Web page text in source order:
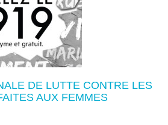
DE LUTTE CONTRE LES
AUX FEMMES